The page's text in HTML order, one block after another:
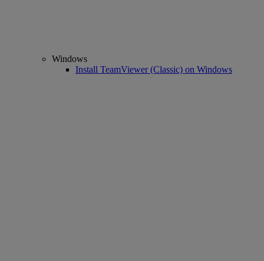
Windows
Install TeamViewer (Classic) on Windows